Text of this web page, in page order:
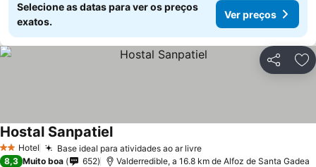
Selecione as datas para ver os preços
exatos.
Ver preços
Partilhar
2 Estrelas
Hotel Base ideal para atividades ao ar livre
Hostal Sanpatiel
8,3 Muito boa 652 Valderredible, a 16.8 km de Alfoz de Santa Gadea